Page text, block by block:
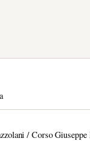
/ Corso Giuseppe